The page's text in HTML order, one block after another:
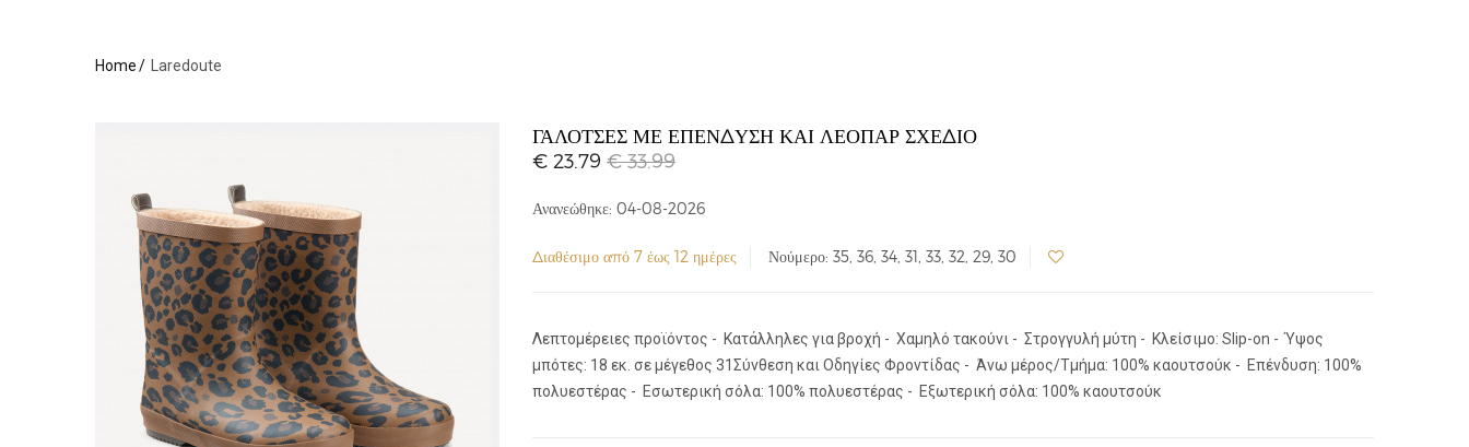
Home Laredoute
ΓΑΛΌΤΣΕΣ ΜΕ ΕΠΈΝΔΥΣΗ ΚΑΙ ΛΕΟΠΆΡ ΣΧΈΔΙΟ
€ 23.79 € 33.99
Ανανεώθηκε: 04-08-2026
Διαθέσιμο από 7 έως 12 ημέρες Νούμερο: 35, 36, 34, 31, 33, 32, 29, 30
Λεπτομέρειες προϊόντος - Κατάλληλες για βροχή - Χαμηλό τακούνι - Στρογγυλή μύτη - Κλείσιμο: Slip-on - Ύψος
μπότες: 18 εκ. σε μέγεθος 31Σύνθεση και Οδηγίες Φροντίδας - Άνω μέρος/Τμήμα: 100% καουτσούκ - Επένδυση: 100%
πολυεστέρας - Εσωτερική σόλα: 100% πολυεστέρας - Εξωτερική σόλα: 100% καουτσούκ